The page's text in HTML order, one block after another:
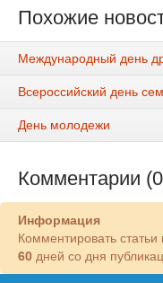
Похожие
Международный день
Всероссийский день
День молодежи
Комментарии
Информация
Комментировать
60 дней со дня